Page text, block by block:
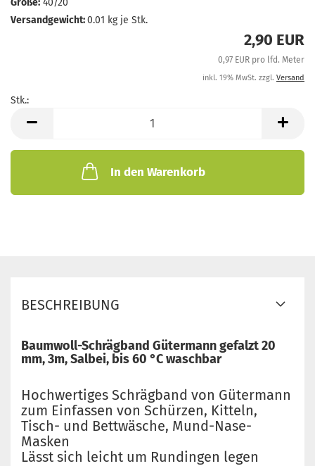
Größe: 40/20
Versandgewicht:0.01 kg je Stk.
2,90 EUR
0,97 EUR pro lfd. Meter
inkl. 19% MwSt. zzgl. Versand
Stk.:
In den Warenkorb
BESCHREIBUNG
Baumwoll-Schrägband Gütermann gefalzt 20
mm, 3m, Salbei, bis 60 °C waschbar
Hochwertiges Schrägband von Gütermann
zum Einfassen von Schürzen, Kitteln,
Tisch- und Bettwäsche, Mund-Nase-
Masken
Lässt sich leicht um Rundingen legen